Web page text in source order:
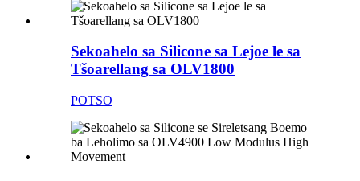
Sekoahelo sa Silicone sa Lejoe le sa
Tšoarellang sa OLV1800
POTSO